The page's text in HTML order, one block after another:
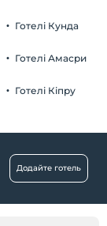
Готелі Кунда
Готелі Амасри
Готелі Кіпру
Додайте готель